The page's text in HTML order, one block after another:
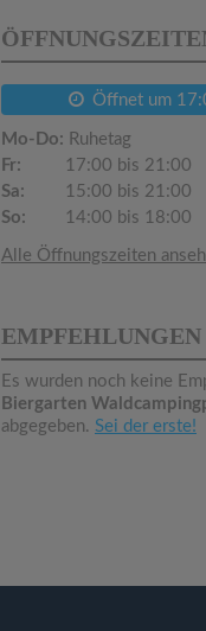
Öffnet um
Mo-Do: Ruhetag
Fr:
17:00 bis 21:00
Sa:
15:00 bis 21:00
So:
14:00 bis 18:00
Alle Öffnungszeiten
EMPFEHLUNGEN
Es wurden noch keine
Biergarten
abgegeben. Sei der erste!